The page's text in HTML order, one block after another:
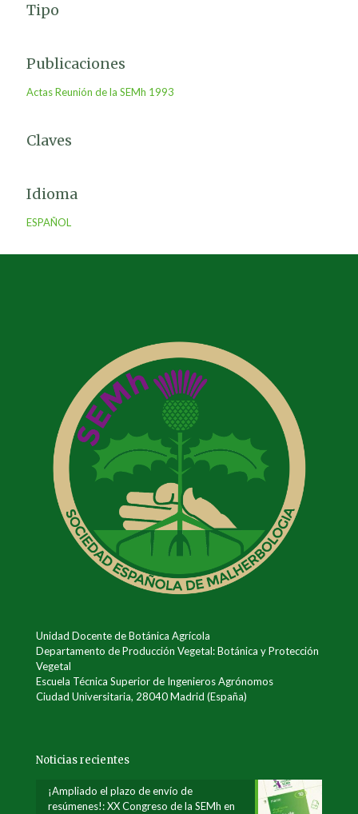
Tipo
Publicaciones
Actas Reunión de la SEMh 1993
Claves
Idioma
ESPAÑOL
Unidad Docente de Botánica Agrícola
Departamento de Producción Vegetal: Botánica y Protección
Vegetal
Escuela Técnica Superior de Ingenieros Agrónomos
Ciudad Universitaria, 28040 Madrid (España)
Noticias recientes
¡Ampliado el plazo de envío de
resúmenes!: XX Congreso de la SEMh en